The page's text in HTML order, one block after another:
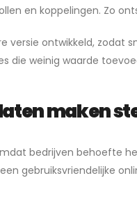
en koppelingen. Zo
ontwikkeld, zodat
die weinig waarde
maken
bedrijven behoefte
gebruiksvriendelijke